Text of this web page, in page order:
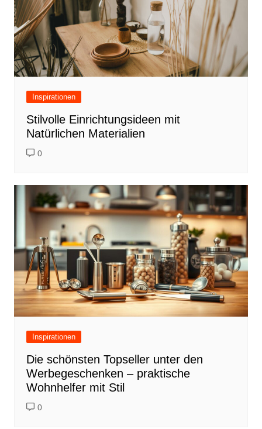
Inspirationen
Stilvolle Einrichtungsideen mit
Natürlichen Materialien
0
Inspirationen
Die schönsten Topseller unter den
Werbegeschenken – praktische
Wohnhelfer mit Stil
0